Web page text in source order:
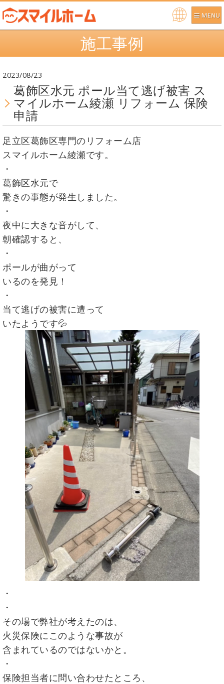
Po
re
y
施工事例
2023/08/23
葛飾区水元 ポール当て逃げ被害 ス
マイルホーム綾瀬 リフォーム 保険
申請
足立区葛飾区専門のリフォーム店
スマイルホーム綾瀬です。
・
葛飾区水元で
驚きの事態が発生しました。
・
夜中に大きな音がして、
朝確認すると、
・
ポールが曲がって
いるのを発見！
・
当て逃げの被害に遭って
いたようです💦
・
・
その場で弊社が考えたのは、
火災保険にこのような事故が
含まれているのではないかと。
・
保険担当者に問い合わせたところ、